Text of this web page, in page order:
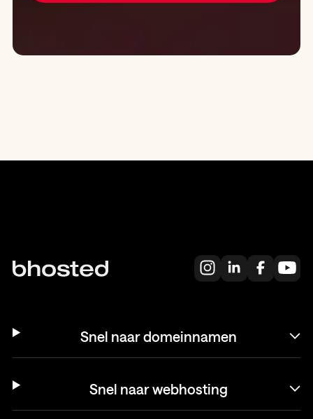
Snel naar domeinnamen
Snel naar webhosting